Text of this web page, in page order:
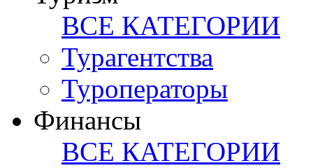
ВСЕ КАТЕГОРИИ
Турагентства
Туроператоры
Финансы
ВСЕ КАТЕГОРИИ